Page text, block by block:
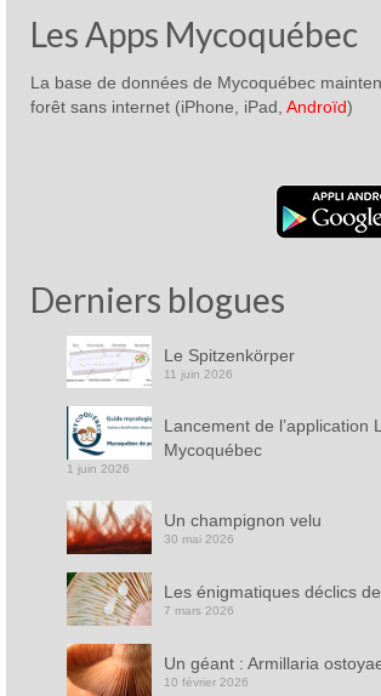
Les Apps Mycoquébec
La base de données de Mycoquébec
forêt sans internet (iPhone, iPad, Androïd)
Derniers blogues
Le Spitzenkörper
11 juin 2026
Lancement de l’application
Mycoquébec
1 juin 2026
Un champignon velu
30 mai 2026
Les énigmatiques déclics
7 mars 2026
Un géant : Armillaria
10 février 2026